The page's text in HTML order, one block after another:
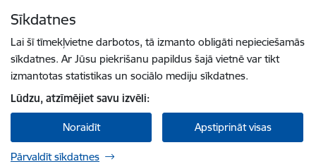
Sīkdatnes
Lai šī tīmekļvietne darbotos, tā izmanto obligāti nepieciešamās
sīkdatnes. Ar Jūsu piekrišanu papildus šajā vietnē var tikt
izmantotas statistikas un sociālo mediju sīkdatnes.
Lūdzu, atzīmējiet savu izvēli:
Noraidīt Apstiprināt visas
Pārvaldīt sīkdatnes